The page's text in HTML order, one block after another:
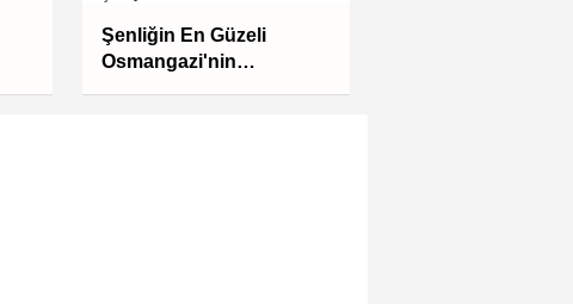
Şenliğin En Güzeli
Osmangazi'nin